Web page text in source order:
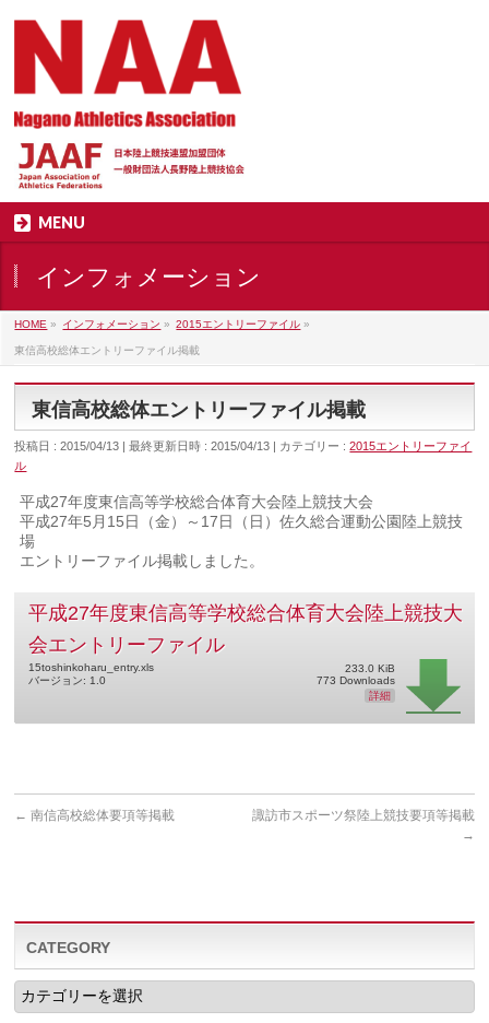
MENU
インフォメーション
HOME » インフォメーション » 2015エントリーファイル »
東信高校総体エントリーファイル掲載
東信高校総体エントリーファイル掲載
投稿日 : 2015/04/13 最終更新日時 : 2015/04/13 カテゴリー :2015エントリーファイ
ル
平成27年度東信高等学校総合体育大会陸上競技大会
平成27年5月15日（金）～17日（日）佐久総合運動公園陸上競技
場
エントリーファイル掲載しました。
平成27年度東信高等学校総合体育大会陸上競技大
会エントリーファイル
15toshinkoharu_entry.xls
バージョン: 1.0
233.0 KiB
773 Downloads
詳細
← 南信高校総体要項等掲載
諏訪市スポーツ祭陸上競技要項等掲載
→
CATEGORY
CATEGORY